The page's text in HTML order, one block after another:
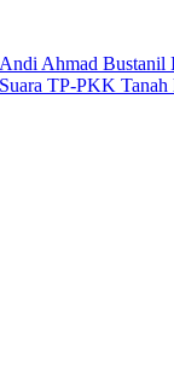
Ahmad Bustanil
TP-PKK